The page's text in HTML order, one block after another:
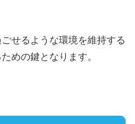
せるような環境を維持する
めの鍵となります。